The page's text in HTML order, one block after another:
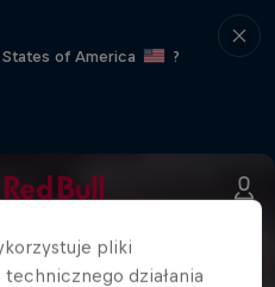
of America
?
pliki
działania